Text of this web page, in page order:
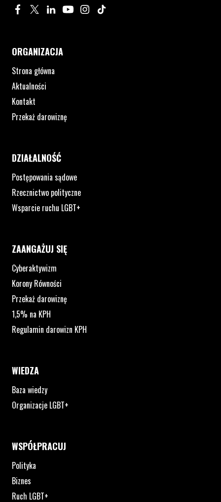
Profil na Facebook. Strona otwiera się w nowym oknie.
Profil na Twitter. Strona otwiera się w nowym oknie.
Profil na LinkedIn. Strona otwiera się w nowym oknie.
Profil na YouTube. Strona otwiera się w nowym
Profil na Instagram. Strona otwiera się
ORGANIZACJA
Strona główna
Aktualności
Kontakt
Przekaż darowiznę
DZIAŁALNOŚĆ
Postępowania sądowe
Rzecznictwo polityczne
Wsparcie ruchu LGBT+
ZAANGAŻUJ SIĘ
Cyberaktywizm
Korony Równości
Przekaż darowiznę
1,5% na KPH
Regulamin darowizn KPH
WIEDZA
Baza wiedzy
Organizacje LGBT+
WSPÓŁPRACUJ
Polityka
Biznes
Ruch LGBT+